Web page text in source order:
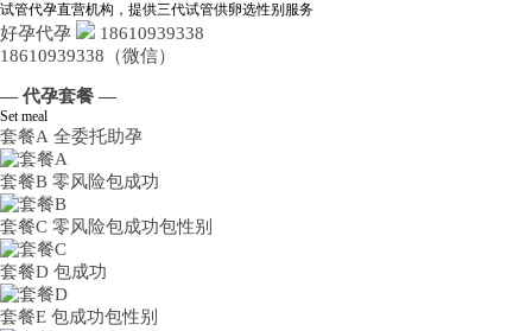
试管代孕直营机构，提供三代试管供卵选性别服务
好孕代孕
18610939338
18610939338（微信）
— 代孕套餐 —
Set meal
套餐A 全委托助孕
套餐B 零风险包成功
套餐C 零风险包成功包性别
套餐D 包成功
套餐E 包成功包性别